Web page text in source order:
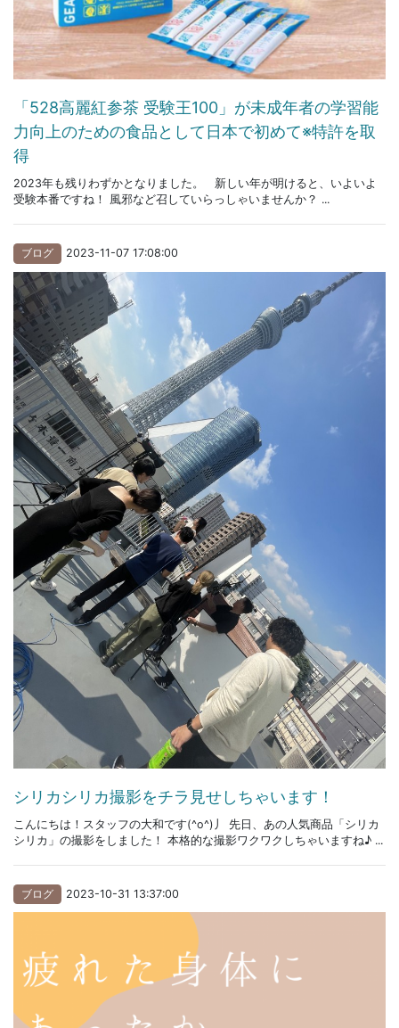
「528高麗紅参茶 受験王100」が未成年者の学習能
力向上のための食品として日本で初めて※特許を取
得
2023年も残りわずかとなりました。 新しい年が明けると、いよいよ
受験本番ですね！ 風邪など召していらっしゃいませんか？ ...
ブログ 2023-11-07 17:08:00
シリカシリカ撮影をチラ見せしちゃいます！
こんにちは！スタッフの大和です(^o^)丿 先日、あの人気商品「シリカ
シリカ」の撮影をしました！ 本格的な撮影ワクワクしちゃいますね♪ ...
ブログ 2023-10-31 13:37:00